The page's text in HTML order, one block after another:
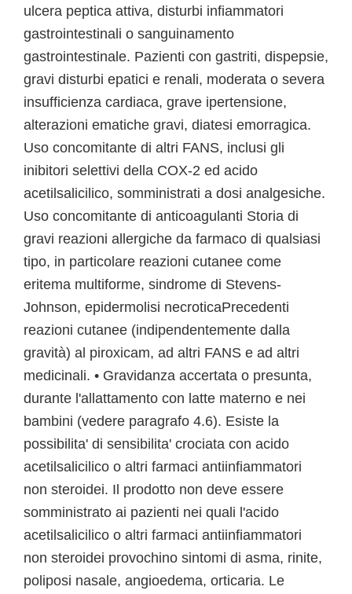
ulcera peptica attiva, disturbi infiammatori
gastrointestinali o sanguinamento
gastrointestinale. Pazienti con gastriti, dispepsie,
gravi disturbi epatici e renali, moderata o severa
insufficienza cardiaca, grave ipertensione,
alterazioni ematiche gravi, diatesi emorragica.
Uso concomitante di altri FANS, inclusi gli
inibitori selettivi della COX-2 ed acido
acetilsalicilico, somministrati a dosi analgesiche.
Uso concomitante di anticoagulanti Storia di
gravi reazioni allergiche da farmaco di qualsiasi
tipo, in particolare reazioni cutanee come
eritema multiforme, sindrome di Stevens-
Johnson, epidermolisi necroticaPrecedenti
reazioni cutanee (indipendentemente dalla
gravità) al piroxicam, ad altri FANS e ad altri
medicinali. • Gravidanza accertata o presunta,
durante l'allattamento con latte materno e nei
bambini (vedere paragrafo 4.6). Esiste la
possibilita' di sensibilita' crociata con acido
acetilsalicilico o altri farmaci antiinfiammatori
non steroidei. Il prodotto non deve essere
somministrato ai pazienti nei quali l'acido
acetilsalicilico o altri farmaci antiinfiammatori
non steroidei provochino sintomi di asma, rinite,
poliposi nasale, angioedema, orticaria. Le